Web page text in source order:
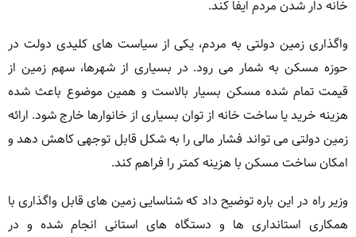
خانه دار شدن مردم ایفا کند.
واگذاری زمین دولتی به مردم، یکی از سیاست های کلیدی دولت در
حوزه مسکن به شمار می رود. در بسیاری از شهرها، سهم زمین از
قیمت تمام شده مسکن بسیار بالاست و همین موضوع باعث شده
هزینه خرید یا ساخت خانه از توان بسیاری از خانوارها خارج شود. ارائه
زمین دولتی می تواند فشار مالی را به شکل قابل توجهی کاهش دهد و
امکان ساخت مسکن با هزینه کمتر را فراهم کند.
وزیر راه در این باره توضیح داد که شناسایی زمین های قابل واگذاری با
همکاری استانداری ها و دستگاه های استانی انجام شده و در